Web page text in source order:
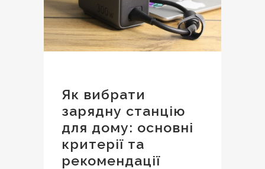
Як вибрати
зарядну станцію
для дому: основні
критерії та
рекомендації